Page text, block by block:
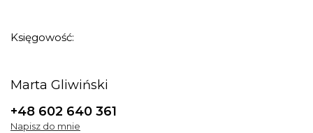
Księgowość:
Marta Gliwiński
+48 602 640 361
Napisz do mnie